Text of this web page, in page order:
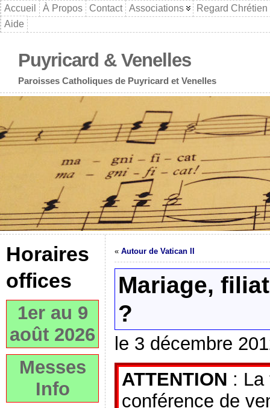
Accueil À Propos Contact Associations
Regard Chrétien
Aide
Puyricard & Venelles
Paroisses Catholiques de Puyricard et Venelles
Horaires
offices
1er au 9
août 2026
Messes
Info
« Autour de Vatican II
Mariage,
?
le 3 décembre
ATTENTION : La
conférence de